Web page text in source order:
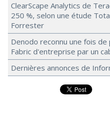
ClearScape Analytics de
250 %, selon une étude
Forrester
Denodo reconnu une fois
Fabric d'entreprise par un
Dernières annonces de